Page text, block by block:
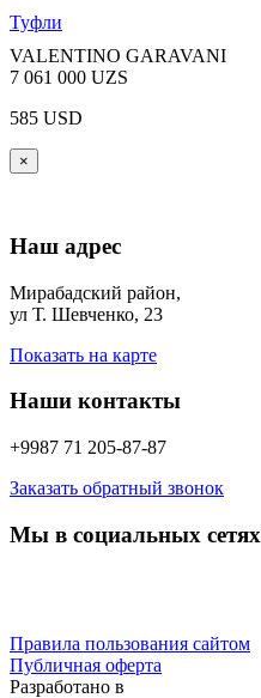
Туфли
VALENTINO GARAVANI
7 061 000 UZS
585 USD
×
Наш адрес
Мирабадский район,
ул Т. Шевченко, 23
Показать на карте
Наши контакты
+9987 71 205-87-87
Заказать обратный звонок
Мы в социальных сетях
Правила пользования сайтом
Публичная оферта
Разработано в